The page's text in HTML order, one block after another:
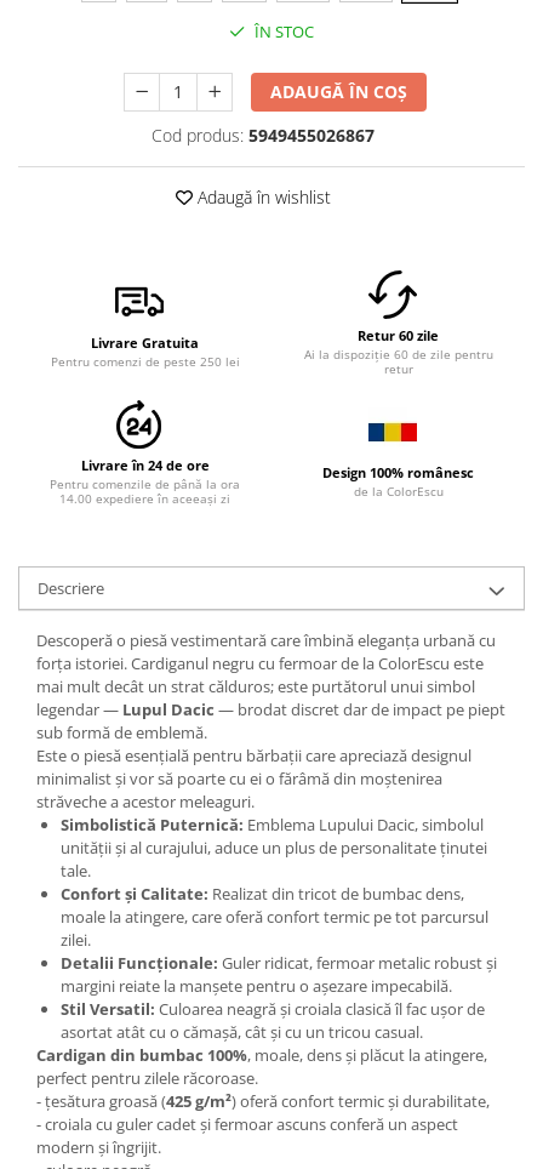
ÎN STOC
ADAUGĂ ÎN COȘ
Cod produs: 5949455026867
Adaugă în wishlist
Livrare Gratuita
Pentru comenzi de peste 250 lei
Retur 60 zile
Ai la dispoziție 60 de zile pentru
retur
Livrare în 24 de ore
Pentru comenzile de până la ora
14.00 expediere în aceeași zi
Design 100% românesc
de la ColorEscu
Descriere
Descoperă o piesă vestimentară care îmbină eleganța urbană cu
forța istoriei. Cardiganul negru cu fermoar de la ColorEscu este
mai mult decât un strat călduros; este purtătorul unui simbol
legendar — Lupul Dacic — brodat discret dar de impact pe piept
sub formă de emblemă.
Este o piesă esențială pentru bărbații care apreciază designul
minimalist și vor să poarte cu ei o fărâmă din moștenirea
străveche a acestor meleaguri.
Simbolistică Puternică: Emblema Lupului Dacic, simbolul
unității și al curajului, aduce un plus de personalitate ținutei
tale.
Confort și Calitate: Realizat din tricot de bumbac dens,
moale la atingere, care oferă confort termic pe tot parcursul
zilei.
Detalii Funcționale: Guler ridicat, fermoar metalic robust și
margini reiate la manșete pentru o așezare impecabilă.
Stil Versatil: Culoarea neagră și croiala clasică îl fac ușor de
asortat atât cu o cămașă, cât și cu un tricou casual.
Cardigan din bumbac 100%, moale, dens și plăcut la atingere,
perfect pentru zilele răcoroase.
- țesătura groasă (425 g/m²) oferă confort termic și durabilitate,
- croiala cu guler cadet și fermoar ascuns conferă un aspect
modern și îngrijit.